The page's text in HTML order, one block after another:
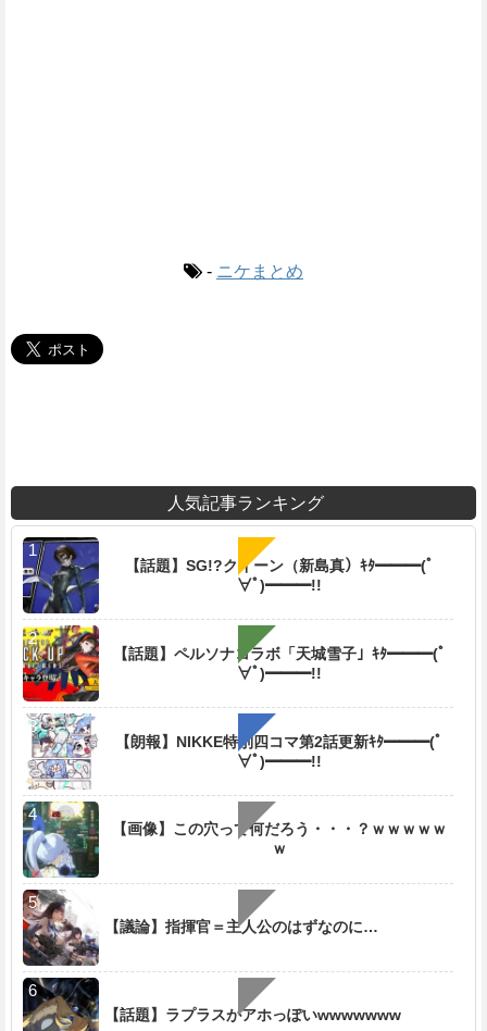
- ニケまとめ
人気記事ランキング
【話題】SG!?クイーン（新島真）ｷﾀ━━━(ﾟ
∀ﾟ)━━━!!
【話題】ペルソナコラボ「天城雪子」ｷﾀ━━━(ﾟ
∀ﾟ)━━━!!
【朗報】NIKKE特別四コマ第2話更新ｷﾀ━━━(ﾟ
∀ﾟ)━━━!!
【画像】この穴って何だろう・・・？ｗｗｗｗｗ
ｗ
【議論】指揮官＝主人公のはずなのに…
【話題】ラプラスがアホっぽいwwwwwww